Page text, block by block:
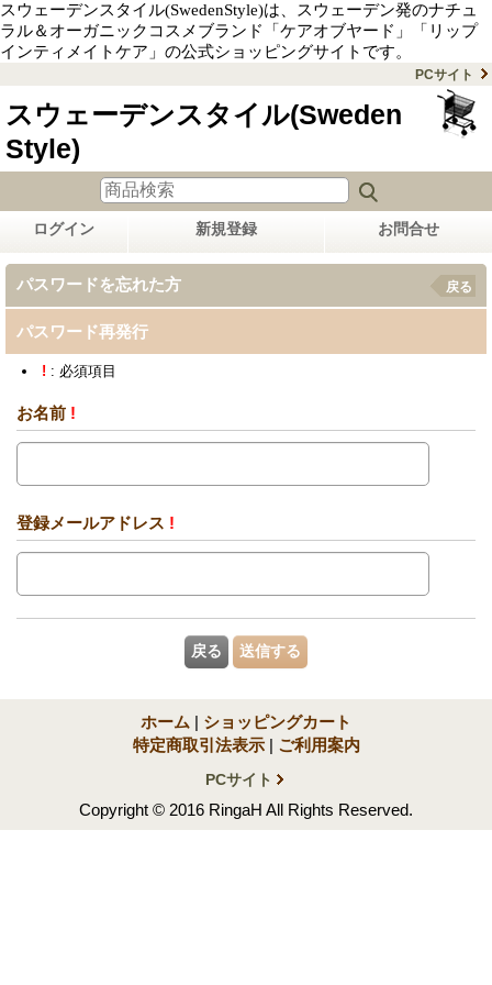
スウェーデンスタイル(SwedenStyle)は、スウェーデン発のナチュ
ラル＆オーガニックコスメブランド「ケアオブヤード」「リップ
インティメイトケア」の公式ショッピングサイトです。
PCサイト
スウェーデンスタイル(Sweden
Style)
ログイン 新規登録 お問合せ
パスワードを忘れた方 戻る
パスワード再発行
! : 必須項目
お名前 !
登録メールアドレス !
ホーム | ショッピングカート
特定商取引法表示 | ご利用案内
PCサイト
Copyright © 2016 RingaH All Rights Reserved.